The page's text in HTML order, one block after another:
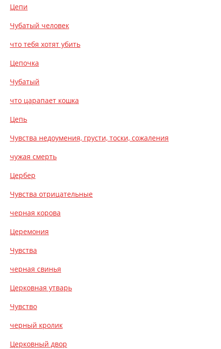
Цепи
Чубатый человек
что тебя хотят убить
Цепочка
Чубатый
что царапает кошка
Цепь
Чувства недоумения, грусти, тоски, сожаления
чужая смерть
Цербер
Чувства отрицательные
черная корова
Церемония
Чувства
черная свинья
Церковная утварь
Чувство
черный кролик
Церковный двор